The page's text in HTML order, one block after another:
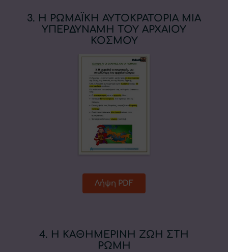
3. Η ΡΩΜΑΪΚΗ ΑΥΤΟΚΡΑΤΟΡΙΑ ΜΙΑ
ΥΠΕΡΔΥΝΑΜΗ ΤΟΥ ΑΡΧΑΙΟΥ
ΚΟΣΜΟΥ
Λήψη PDF
4. Η ΚΑΘΗΜΕΡΙΝΗ ΖΩΗ ΣΤΗ
ΡΩΜΗ